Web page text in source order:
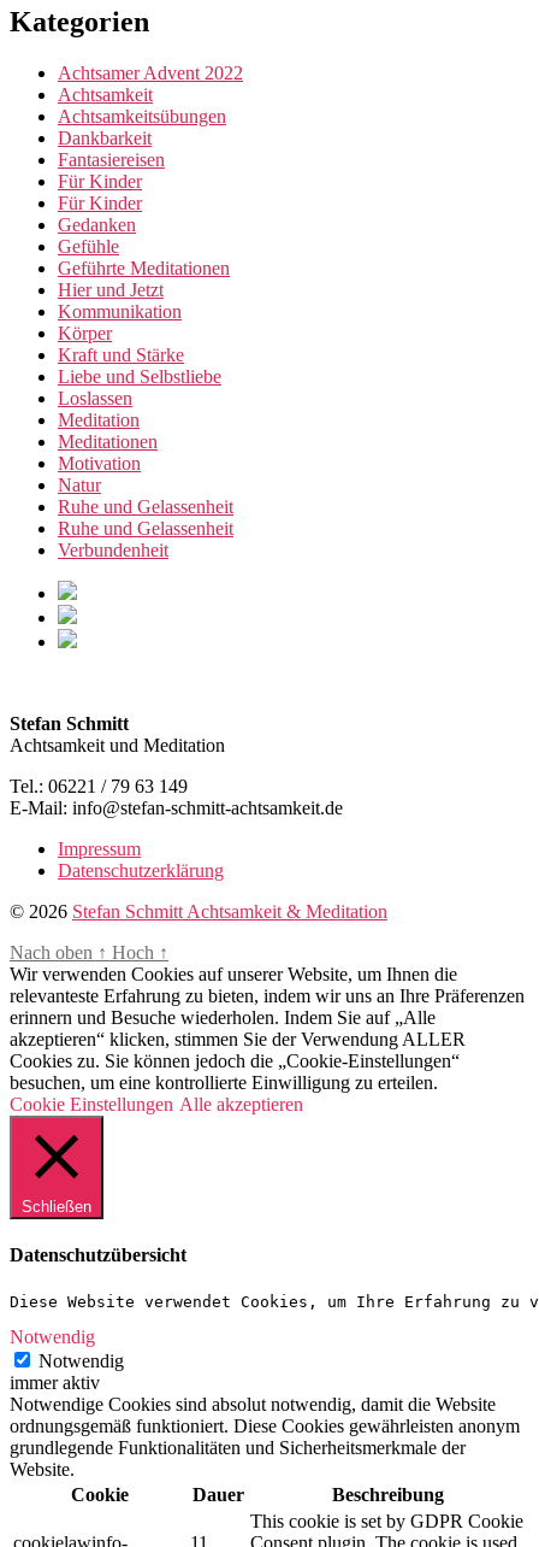
Kategorien
Achtsamer Advent 2022
Achtsamkeit
Achtsamkeitsübungen
Dankbarkeit
Fantasiereisen
Für Kinder
Für Kinder
Gedanken
Gefühle
Geführte Meditationen
Hier und Jetzt
Kommunikation
Körper
Kraft und Stärke
Liebe und Selbstliebe
Loslassen
Meditation
Meditationen
Motivation
Natur
Ruhe und Gelassenheit
Ruhe und Gelassenheit
Verbundenheit
Stefan Schmitt
Achtsamkeit und Meditation
Tel.: 06221 / 79 63 149
E-Mail: info@stefan-schmitt-achtsamkeit.de
Impressum
Datenschutzerklärung
© 2026 Stefan Schmitt Achtsamkeit & Meditation
Nach oben ↑ Hoch ↑
Wir verwenden Cookies auf unserer Website, um Ihnen die
relevanteste Erfahrung zu bieten, indem wir uns an Ihre Präferenzen
erinnern und Besuche wiederholen. Indem Sie auf „Alle
akzeptieren“ klicken, stimmen Sie der Verwendung ALLER
Cookies zu. Sie können jedoch die „Cookie-Einstellungen“
besuchen, um eine kontrollierte Einwilligung zu erteilen.
Cookie Einstellungen Alle akzeptieren
Schließen
Datenschutzübersicht
Diese Website verwendet Cookies, um Ihre Erfahrung
Notwendig
Notwendig
immer aktiv
Notwendige Cookies sind absolut notwendig, damit die Website
ordnungsgemäß funktioniert. Diese Cookies gewährleisten anonym
grundlegende Funktionalitäten und Sicherheitsmerkmale der
Website.
Cookie
Dauer Beschreibung
cookielawinfo-
11
This cookie is set by GDPR Cookie
Consent plugin. The cookie is used